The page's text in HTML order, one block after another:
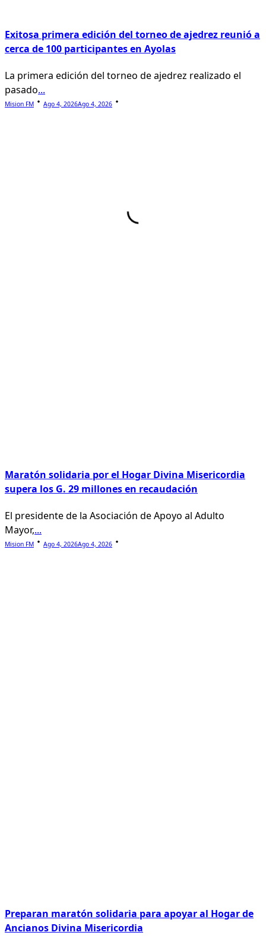
Exitosa primera edición del torneo de ajedrez reunió a
cerca de 100 participantes en Ayolas
La primera edición del torneo de ajedrez realizado el
pasado...
Mision FM Ago 4, 2026Ago 4, 2026
Maratón solidaria por el Hogar Divina Misericordia
supera los G. 29 millones en recaudación
El presidente de la Asociación de Apoyo al Adulto
Mayor,...
Mision FM Ago 4, 2026Ago 4, 2026
Preparan maratón solidaria para apoyar al Hogar de
Ancianos Divina Misericordia